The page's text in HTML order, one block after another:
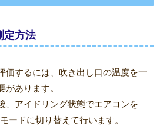
定方法
価するには、吹き出し口の温度を一
があります。
、アイドリング状態でエアコンを
ードに切り替えて行います。